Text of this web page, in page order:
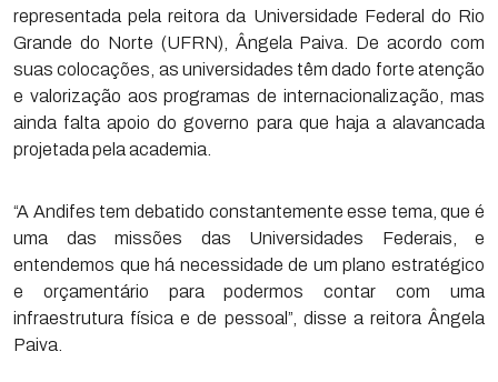
representada pela reitora da Universidade Federal do Rio
Grande do Norte (UFRN), Ângela Paiva. De acordo com
suas colocações, as universidades têm dado forte atenção
e valorização aos programas de internacionalização, mas
ainda falta apoio do governo para que haja a alavancada
projetada pela academia.
“A Andifes tem debatido constantemente esse tema, que é
uma das missões das Universidades Federais, e
entendemos que há necessidade de um plano estratégico
e orçamentário para podermos contar com uma
infraestrutura física e de pessoal”, disse a reitora Ângela
Paiva.